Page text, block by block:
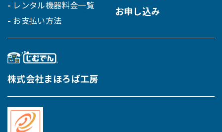
レンタル機器料金一覧
お支払い方法
お申し込み
株式会社まほろば工房